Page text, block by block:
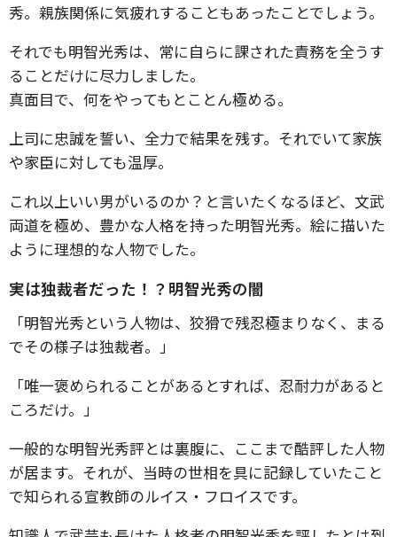
秀。親族関係に気疲れすることもあったことでしょう。
それでも明智光秀は、常に自らに課された責務を全うす
ることだけに尽力しました。
真面目で、何をやってもとことん極める。
上司に忠誠を誓い、全力で結果を残す。それでいて家族
や家臣に対しても温厚。
これ以上いい男がいるのか？と言いたくなるほど、文武
両道を極め、豊かな人格を持った明智光秀。絵に描いた
ように理想的な人物でした。
実は独裁者だった！？明智光秀の闇
「明智光秀という人物は、狡猾で残忍極まりなく、まる
でその様子は独裁者。」
「唯一褒められることがあるとすれば、忍耐力があると
ころだけ。」
一般的な明智光秀評とは裏腹に、ここまで酷評した人物
が居ます。それが、当時の世相を具に記録していたこと
で知られる宣教師のルイス・フロイスです。